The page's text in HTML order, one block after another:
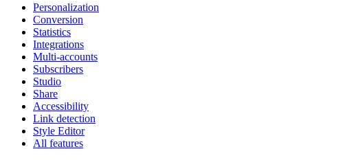
Personalization
Conversion
Statistics
Integrations
Multi-accounts
Subscribers
Studio
Share
Accessibility
Link detection
Style Editor
All features